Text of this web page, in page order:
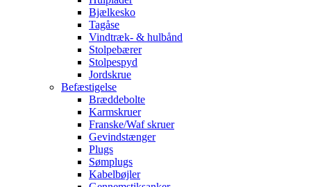
Bjælkesko
Tagåse
Vindtræk- & hulbånd
Stolpebærer
Stolpespyd
Jordskrue
Befæstigelse
Bræddebolte
Karmskruer
Franske/Waf skruer
Gevindstænger
Plugs
Sømplugs
Kabelbøjler